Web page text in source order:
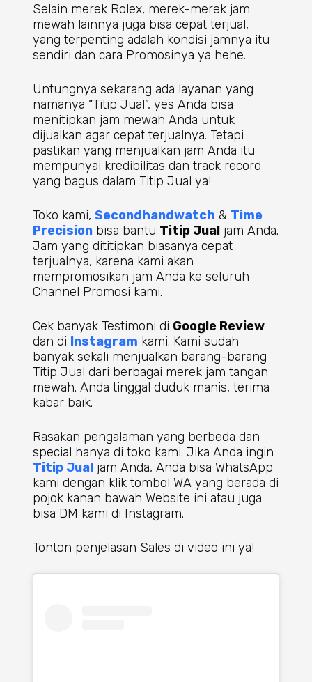
Selain merek Rolex, merek-merek jam
mewah lainnya juga bisa cepat terjual,
yang terpenting adalah kondisi jamnya itu
sendiri dan cara Promosinya ya hehe.
Untungnya sekarang ada layanan yang
namanya “Titip Jual”, yes Anda bisa
menitipkan jam mewah Anda untuk
dijualkan agar cepat terjualnya. Tetapi
pastikan yang menjualkan jam Anda itu
mempunyai kredibilitas dan track record
yang bagus dalam Titip Jual ya!
Toko kami, Secondhandwatch & Time
Precisionbisa bantu Titip Jualjam Anda.
Jam yang dititipkan biasanya cepat
terjualnya, karena kami akan
mempromosikan jam Anda ke seluruh
Channel Promosi kami.
Cek banyak Testimoni di Google Review
dan di Instagram kami. Kami sudah
banyak sekali menjualkan barang-barang
Titip Jual dari berbagai merek jam tangan
mewah. Anda tinggal duduk manis, terima
kabar baik.
Rasakan pengalaman yang berbeda dan
special hanya di toko kami. Jika Anda ingin
Titip Jualjam Anda, Anda bisa WhatsApp
kami dengan klik tombol WA yang berada di
pojok kanan bawah Website ini atau juga
bisa DM kami di Instagram.
Tonton penjelasan Sales di video ini ya!